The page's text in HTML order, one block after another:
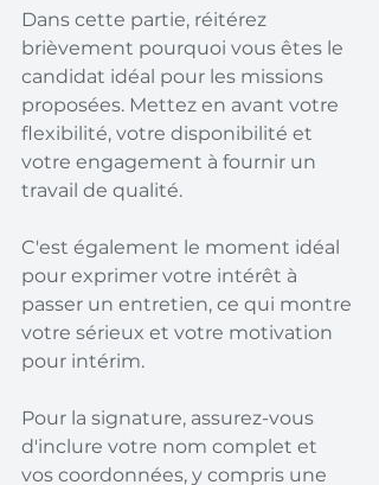
Dans cette partie, réitérez
brièvement pourquoi vous êtes le
candidat idéal pour les missions
proposées. Mettez en avant votre
flexibilité, votre disponibilité et
votre engagement à fournir un
travail de qualité.
C'est également le moment idéal
pour exprimer votre intérêt à
passer un entretien, ce qui montre
votre sérieux et votre motivation
pour intérim.
Pour la signature, assurez-vous
d'inclure votre nom complet et
vos coordonnées, y compris une